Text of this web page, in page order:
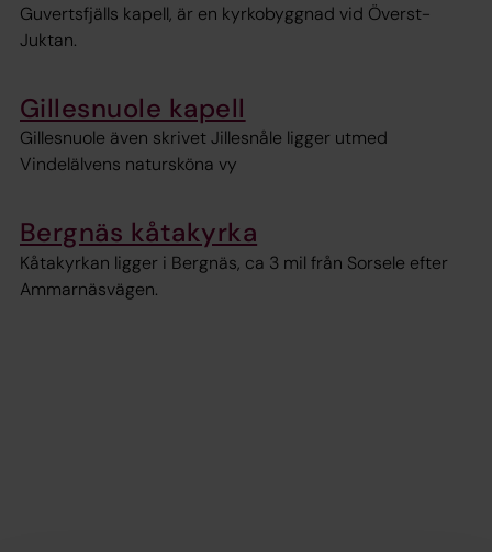
Guvertsfjälls kapell, är en kyrkobyggnad vid Överst-
Juktan.
Gillesnuole kapell
Gillesnuole även skrivet Jillesnåle ligger utmed
Vindelälvens natursköna vy
Bergnäs kåtakyrka
Kåtakyrkan ligger i Bergnäs, ca 3 mil från Sorsele efter
Ammarnäsvägen.